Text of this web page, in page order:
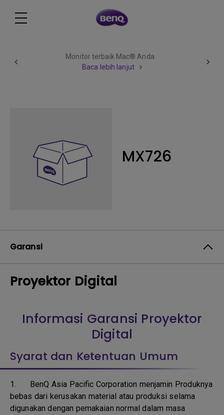
Monitor terbaik Mac® Anda
Baca lebih lanjut
MX726
Garansi
Proyektor Digital
Informasi Garansi Proyektor
Digital
Syarat dan Ketentuan Umum
1. BenQ Asia Pacific Corporation menjamin Produknya
bebas dari kerusakan material atau produksi selama
digunakan dengan pemakaian normal dalam masa